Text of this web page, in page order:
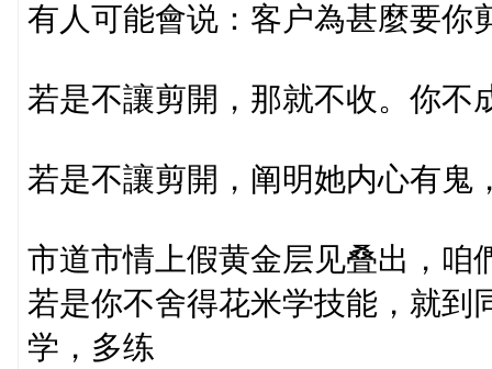
有人可能會说：客户為甚麼要你
若是不讓剪開，那就不收。你不
若是不讓剪開，阐明她内心有鬼
市道市情上假黄金层见叠出，咱
若是你不舍得花米学技能，就到
学，多练